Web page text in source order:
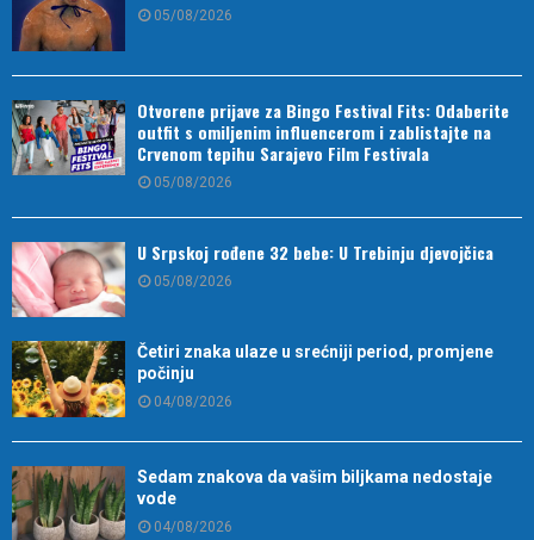
05/08/2026
Otvorene prijave za Bingo Festival Fits: Odaberite
outfit s omiljenim influencerom i zablistajte na
Crvenom tepihu Sarajevo Film Festivala
05/08/2026
U Srpskoj rođene 32 bebe: U Trebinju djevojčica
05/08/2026
Četiri znaka ulaze u srećniji period, promjene
počinju
04/08/2026
Sedam znakova da vašim biljkama nedostaje
vode
04/08/2026